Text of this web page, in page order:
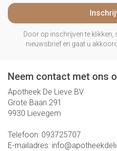
Door op inschrijven te
nieuwsbrief en gaat u
Neem contact met ons
Apotheek De Lieve BV
Grote Baan 291
9930 Lievegem
Telefoon: 093725707
E-mailadres: info@